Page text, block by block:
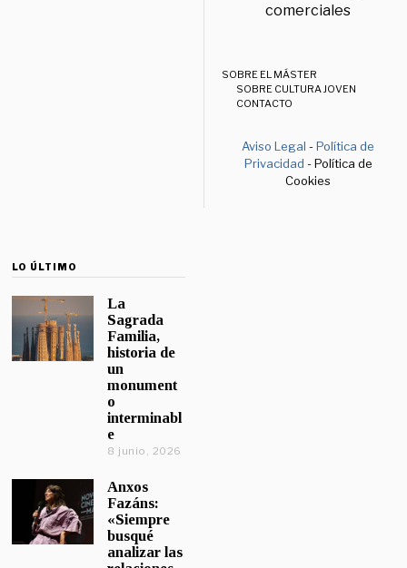
comerciales
SOBRE EL MÁSTER
SOBRE CULTURA JOVEN
CONTACTO
Aviso Legal -Política de
Privacidad - Política de
Cookies
LO ÚLTIMO
La
Sagrada
Familia,
historia de
un
monument
o
interminabl
e
8 junio, 2026
Anxos
Fazáns:
«Siempre
busqué
analizar las